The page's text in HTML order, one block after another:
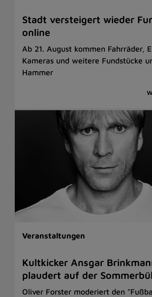
Stadt versteigert wieder
online
Ab 21. August kommen Fahrräder,
Kameras und weitere Fundstücke
Hammer
Veranstaltungen
Kultkicker Ansgar
plaudert auf der
Oliver Forster moderiert den